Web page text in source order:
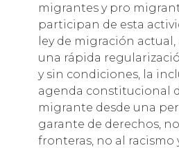
migrantes y pro
participan de esta
ley de migración
una rápida
y sin condiciones, la
agenda constitucional
migrante desde una
garante de derechos,
fronteras, no al racismo